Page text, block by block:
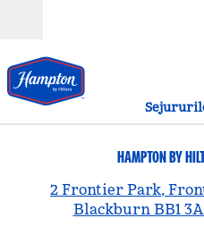
HAMPTON BY
2 Frontier Park,
Blackburn BB1